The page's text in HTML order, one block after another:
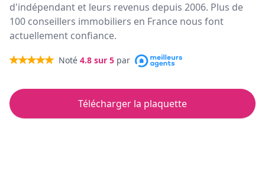
d'indépendant et leurs revenus depuis 2006. Plus de
100 conseillers immobiliers en France nous font
actuellement confiance.
Noté 4.8 sur 5 par
Télécharger la plaquette